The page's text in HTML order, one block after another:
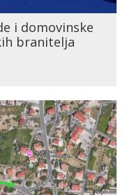
i domovinske
branitelja